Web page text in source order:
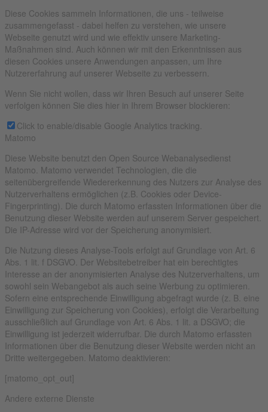
Diese Cookies sammeln Informationen, die uns - teilweise
zusammengefasst - dabei helfen zu verstehen, wie unsere
Webseite genutzt wird und wie effektiv unsere Marketing-
Maßnahmen sind. Auch können wir mit den Erkenntnissen aus
diesen Cookies unsere Anwendungen anpassen, um Ihre
Nutzererfahrung auf unserer Webseite zu verbessern.
Wenn Sie nicht wollen, dass wir Ihren Besuch auf unserer Seite
verfolgen können Sie dies hier in Ihrem Browser blockieren:
Click to enable/disable Google Analytics tracking.
Matomo
Diese Website benutzt den Open Source Webanalysedienst
Matomo. Matomo verwendet Technologien, die die
seitenübergreifende Wiedererkennung des Nutzers zur Analyse des
Nutzerverhaltens ermöglichen (z.B. Cookies oder Device-
Fingerprinting). Die durch Matomo erfassten Informationen über die
Benutzung dieser Website werden auf unserem Server gespeichert.
Die IP-Adresse wird vor der Speicherung anonymisiert.
Die Nutzung dieses Analyse-Tools erfolgt auf Grundlage von Art. 6
Abs. 1 lit. f DSGVO. Der Websitebetreiber hat ein berechtigtes
Interesse an der anonymisierten Analyse des Nutzerverhaltens, um
sowohl sein Webangebot als auch seine Werbung zu optimieren.
Sofern eine entsprechende Einwilligung abgefragt wurde (z. B. eine
Einwilligung zur Speicherung von Cookies), erfolgt die Verarbeitung
ausschließlich auf Grundlage von Art. 6 Abs. 1 lit. a DSGVO; die
Einwilligung ist jederzeit widerrufbar. Die durch Matomo erfassten
Informationen über die Benutzung dieser Website werden nicht an
Dritte weitergegeben. Matomo deaktivieren:
[matomo_opt_out]
Andere externe Dienste